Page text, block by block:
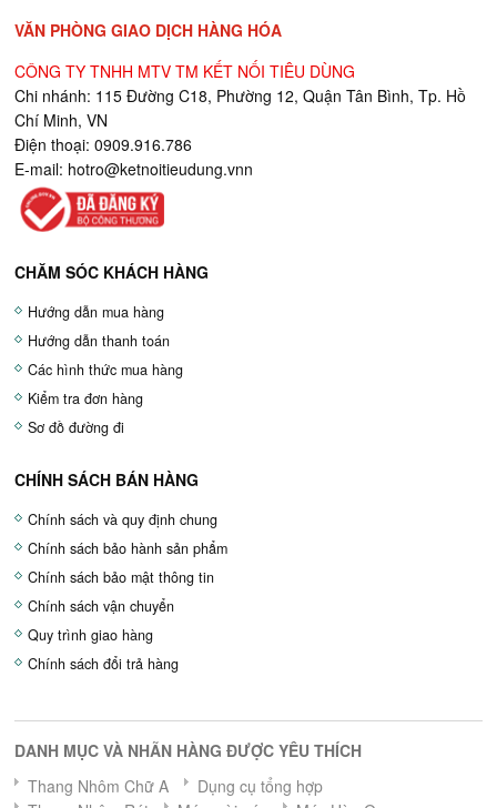
VĂN PHÒNG GIAO DỊCH HÀNG HÓA
CÔNG TY TNHH MTV TM KẾT NỐI TIÊU DÙNG
Chi nhánh: 115 Đường C18, Phường 12, Quận Tân Bình, Tp. Hồ
Chí Minh, VN
Điện thoại: 0909.916.786
E-mail: hotro@ketnoitieudung.vnn
CHĂM SÓC KHÁCH HÀNG
Hướng dẫn mua hàng
Hướng dẫn thanh toán
Các hình thức mua hàng
Kiểm tra đơn hàng
Sơ đồ đường đi
CHÍNH SÁCH BÁN HÀNG
Chính sách và quy định chung
Chính sách bảo hành sản phẩm
Chính sách bảo mật thông tin
Chính sách vận chuyển
Quy trình giao hàng
Chính sách đổi trả hàng
DANH MỤC VÀ NHÃN HÀNG ĐƯỢC YÊU THÍCH
Thang Nhôm Chữ A
Dụng cụ tổng hợp